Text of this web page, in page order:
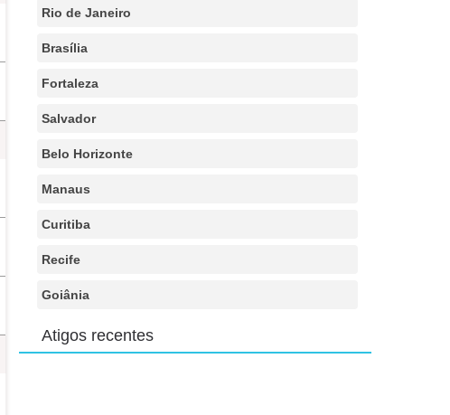
Rio de Janeiro
Brasília
Fortaleza
Salvador
Belo Horizonte
Manaus
Curitiba
Recife
Goiânia
Atigos recentes